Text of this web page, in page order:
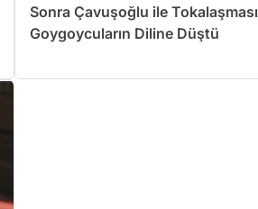
Sonra Çavuşoğlu ile Tokalaşması
Goygoycuların Diline Düştü